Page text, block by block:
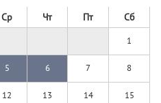
Ср Чт Пт Сб
1
5 6 7 8
12 13 14 15